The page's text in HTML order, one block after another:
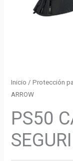
Inicio /Protección
ARROW
PS50